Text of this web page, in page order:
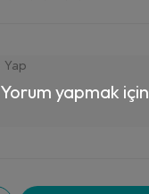
Yorum yapmak için